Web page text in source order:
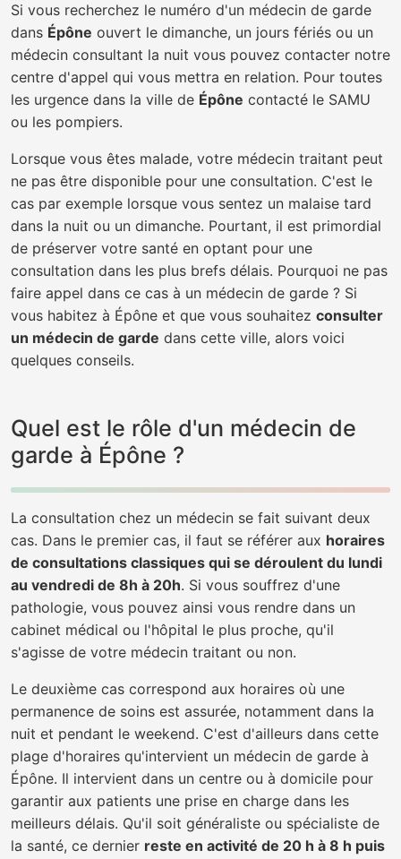
Si vous recherchez le numéro d'un médecin de garde
dans Épône ouvert le dimanche, un jours fériés ou un
médecin consultant la nuit vous pouvez contacter notre
centre d'appel qui vous mettra en relation. Pour toutes
les urgence dans la ville de Épône contacté le SAMU
ou les pompiers.
Lorsque vous êtes malade, votre médecin traitant peut
ne pas être disponible pour une consultation. C'est le
cas par exemple lorsque vous sentez un malaise tard
dans la nuit ou un dimanche. Pourtant, il est primordial
de préserver votre santé en optant pour une
consultation dans les plus brefs délais. Pourquoi ne pas
faire appel dans ce cas à un médecin de garde ? Si
vous habitez à Épône et que vous souhaitez consulter
un médecin de garde dans cette ville, alors voici
quelques conseils.
Quel est le rôle d'un médecin de
garde à Épône ?
La consultation chez un médecin se fait suivant deux
cas. Dans le premier cas, il faut se référer aux horaires
de consultations classiques qui se déroulent du lundi
au vendredi de 8h à 20h. Si vous souffrez d'une
pathologie, vous pouvez ainsi vous rendre dans un
cabinet médical ou l'hôpital le plus proche, qu'il
s'agisse de votre médecin traitant ou non.
Le deuxième cas correspond aux horaires où une
permanence de soins est assurée, notamment dans la
nuit et pendant le weekend. C'est d'ailleurs dans cette
plage d'horaires qu'intervient un médecin de garde à
Épône. Il intervient dans un centre ou à domicile pour
garantir aux patients une prise en charge dans les
meilleurs délais. Qu'il soit généraliste ou spécialiste de
la santé, ce dernier reste en activité de 20 h à 8 h puis